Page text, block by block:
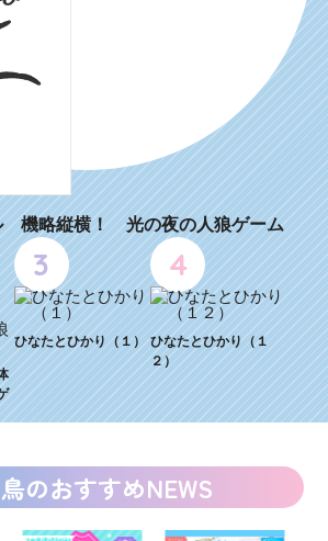
機略縦横！ 光の夜の人狼ゲーム
3
ひなたとひかり（１）
4
ひなたとひかり（１
２）
のおすすめNEWS